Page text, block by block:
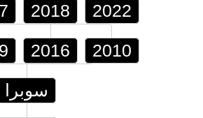
2018 2022
2016 2010
سوبرا